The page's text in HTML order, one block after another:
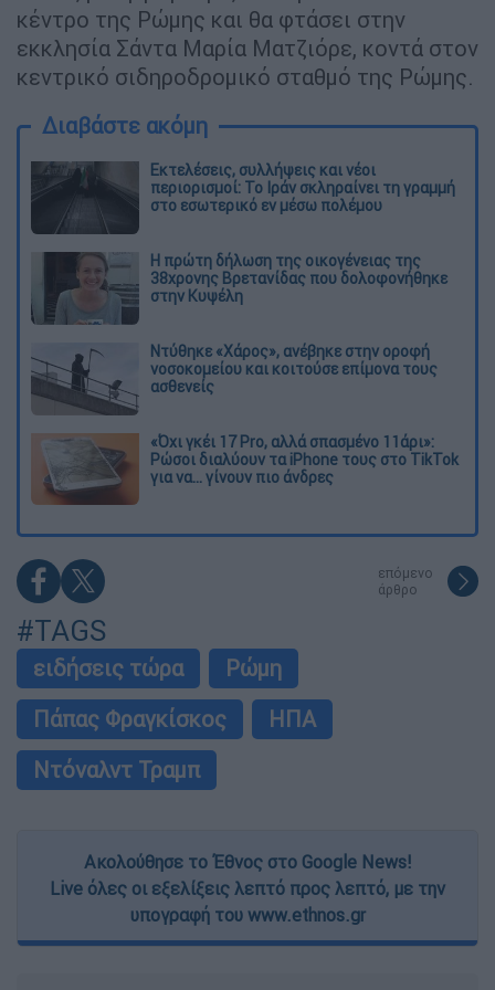
κέντρο της Ρώμης και θα φτάσει στην
εκκλησία Σάντα Μαρία Ματζιόρε, κοντά στον
κεντρικό σιδηροδρομικό σταθμό της Ρώμης.
Διαβάστε ακόμη
Εκτελέσεις, συλλήψεις και νέοι
περιορισμοί: Το Ιράν σκληραίνει τη γραμμή
στο εσωτερικό εν μέσω πολέμου
Η πρώτη δήλωση της οικογένειας της
38χρονης Βρετανίδας που δολοφονήθηκε
στην Κυψέλη
Ντύθηκε «Χάρος», ανέβηκε στην οροφή
νοσοκομείου και κοιτούσε επίμονα τους
ασθενείς
«Όχι γκέι 17 Pro, αλλά σπασμένο 11άρι»:
Ρώσοι διαλύουν τα iPhone τους στο TikTok
για να... γίνουν πιο άνδρες
επόμενο
άρθρο
#TAGS
ειδήσεις τώρα
Ρώμη
Πάπας Φραγκίσκος
ΗΠΑ
Ντόναλντ Τραμπ
Ακολούθησε το Έθνος στο Google News!
Live όλες οι εξελίξεις λεπτό προς λεπτό, με την
υπογραφή του www.ethnos.gr